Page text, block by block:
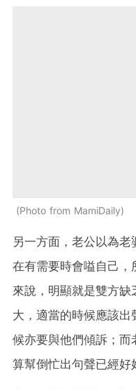
Photo from MamiDaily
另一方面，老公以為
在有需要時會嗌自己
來說，明顯就是雙方
大，適當的時候應該
候亦要與他們傾訴；
算幫倒忙出句聲已經好